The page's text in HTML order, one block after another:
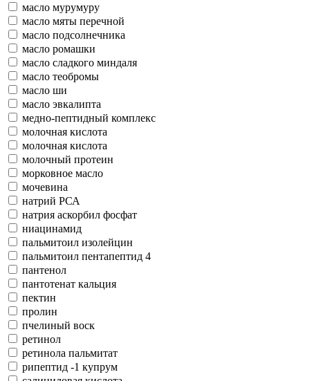
масло мурумуру
масло мяты перечной
масло подсолнечника
масло ромашки
масло сладкого миндаля
масло теобромы
масло ши
масло эвкалипта
медно-пептидный комплекс
молочная кислота
молочная кислота
молочный протеин
морковное масло
мочевина
натрий РСА
натрия аскорбил фосфат
ниацинамид
пальмитоил изолейцин
пальмитоил пентапептид 4
пантенол
пантотенат кальция
пектин
пролин
пчелиный воск
ретинол
ретинола пальмитат
рипептид -1 купрум